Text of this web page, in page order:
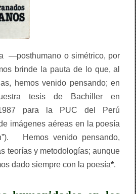
—posthumano o simétrico, por
brinde la pauta de lo que, al
hemos venido pensando; en
tesis de Bachiller en
para la PUC del Perú
imágenes aéreas en la poesía
Hemos venido pensando,
teorías y metodologías; aunque
dado siempre con la poesía*.